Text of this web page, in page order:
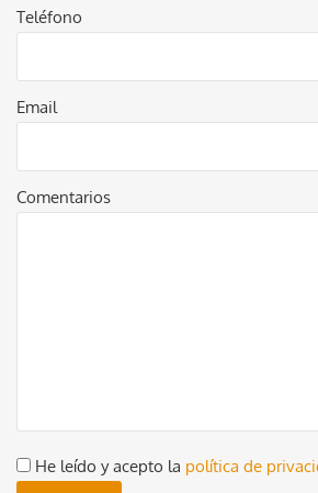
Teléfono
Email
Comentarios
He leído y acepto la política de